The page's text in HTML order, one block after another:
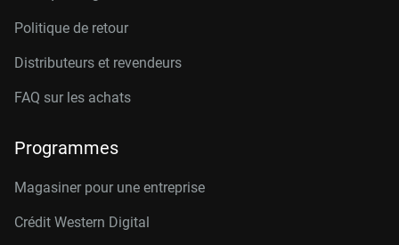
Politique de retour
Distributeurs et revendeurs
FAQ sur les achats
Programmes
Magasiner pour une entreprise
Crédit Western Digital